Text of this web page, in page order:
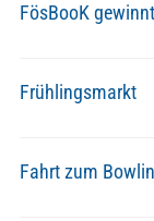
FösBooK
Frühlingsmarkt
Fahrt zum